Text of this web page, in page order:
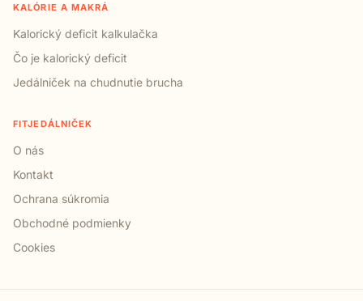
KALÓRIE A MAKRÁ
Kalorický deficit kalkulačka
Čo je kalorický deficit
Jedálniček na chudnutie brucha
FITJEDÁLNIČEK
O nás
Kontakt
Ochrana súkromia
Obchodné podmienky
Cookies